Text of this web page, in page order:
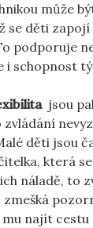
může
se děti‍ zapojí
podporuje
i schopnost
jsou
děti jsou
která
náladě,​ to
zmešká
najít